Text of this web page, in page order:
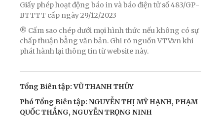
Giấy phép hoạt động báo in và báo điện tử số 483/GP-
BTTTT cấp ngày 29/12/2023
® Cấm sao chép dưới mọi hình thức nếu không có sự
chấp thuận bằng văn bản. Ghi rõ nguồn VTV.vn khi
phát hành lại thông tin từ website này.
Tổng Biên tập: VŨ THANH THỦY
Phó Tổng Biên tập: NGUYỄN THỊ MỸ HẠNH, PHẠM
QUỐC THẮNG, NGUYỄN TRỌNG NINH